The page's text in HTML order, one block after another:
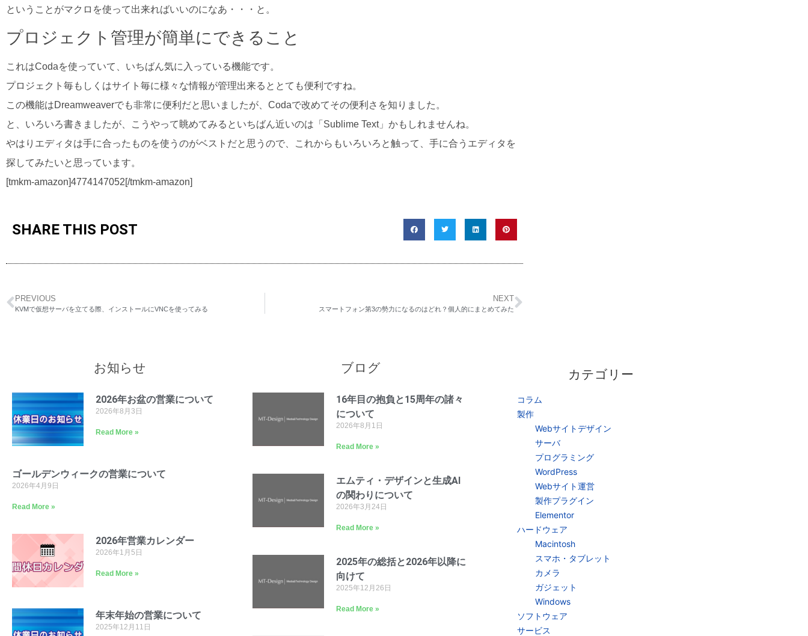
ということがマクロを使って出来ればいいのになあ・・・と。
プロジェクト管理が簡単にできること
これはCodaを使っていて、いちばん気に入っている機能です。
プロジェクト毎もしくはサイト毎に様々な情報が管理出来るととても便利ですね。
この機能はDreamweaverでも非常に便利だと思いましたが、Codaで改めてその便利さを知りました。
と、いろいろ書きましたが、こうやって眺めてみるといちばん近いのは「Sublime Text」かもしれませんね。
やはりエディタは手に合ったものを使うのがベストだと思うので、これからもいろいろと触って、手に合うエディタを
探してみたいと思っています。
[tmkm-amazon]4774147052[/tmkm-amazon]
SHARE THIS POST
PREVIOUS
KVMで仮想サーバを立てる際、インストールにVNCを使ってみる
NEXT
スマートフォン第3の勢力になるのはどれ？個人的にまとめてみた
お知らせ
2026年お盆の営業について
2026年8月3日
Read More »
ゴールデンウィークの営業について
2026年4月9日
Read More »
2026年営業カレンダー
2026年1月5日
Read More »
年末年始の営業について
2025年12月11日
ブログ
16年目の抱負と15周年の諸々
について
2026年8月1日
Read More »
エムティ・デザインと生成AI
の関わりについて
2026年3月24日
Read More »
2025年の総括と2026年以降に
向けて
2025年12月26日
Read More »
カテゴリー
コラム
製作
Webサイトデザイン
サーバ
プログラミング
WordPress
Webサイト運営
製作プラグイン
Elementor
ハードウェア
Macintosh
スマホ・タブレット
カメラ
ガジェット
Windows
ソフトウェア
サービス